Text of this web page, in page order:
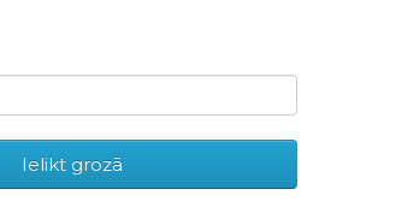
Ielikt grozā